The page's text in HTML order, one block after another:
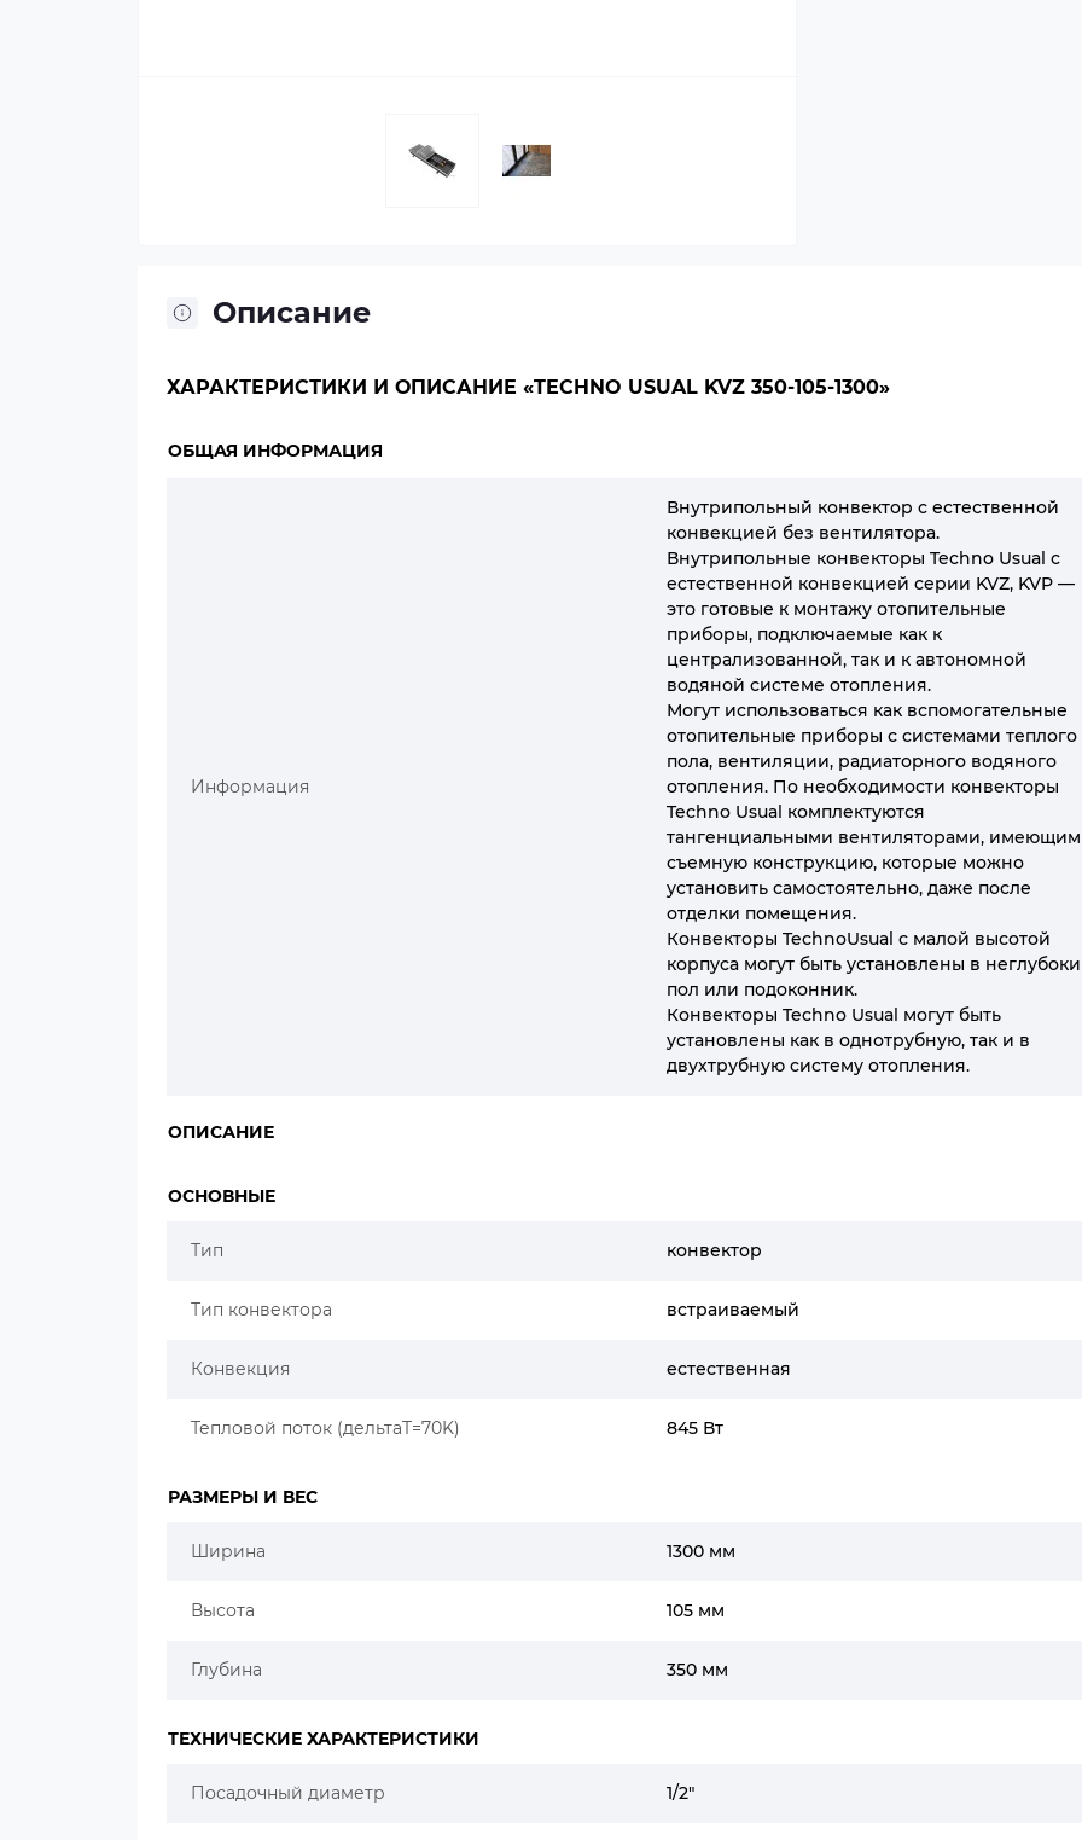
Описание
ХАРАКТЕРИСТИКИ И ОПИСАНИЕ «TECHNO USUAL KVZ 350-105-1300»
ОБЩАЯ ИНФОРМАЦИЯ
Информация
Внутрипольный конвектор с естественной
конвекцией без вентилятора.
Внутрипольные конвекторы Techno Usual с
естественной конвекцией серии KVZ, KVP —
это готовые к монтажу отопительные
приборы, подключаемые как к
централизованной, так и к автономной
водяной системе отопления.
Могут использоваться как вспомогательные
отопительные приборы с системами теплого
пола, вентиляции, радиаторного водяного
отопления. По необходимости конвекторы
Techno Usual комплектуются
тангенциальными вентиляторами,
съемную конструкцию, которые можно
установить самостоятельно, даже после
отделки помещения.
Конвекторы TechnoUsual с малой высотой
корпуса могут быть установлены в
пол или подоконник.
Конвекторы Techno Usual могут быть
установлены как в однотрубную, так и в
двухтрубную систему отопления.
ОПИСАНИЕ
ОСНОВНЫЕ
Тип конвектор
Тип конвектора встраиваемый
Конвекция естественная
Тепловой поток (дельтаT=70K) 845 Вт
РАЗМЕРЫ И ВЕС
Ширина 1300 мм
Высота 105 мм
Глубина 350 мм
ТЕХНИЧЕСКИЕ ХАРАКТЕРИСТИКИ
Посадочный диаметр 1/2"